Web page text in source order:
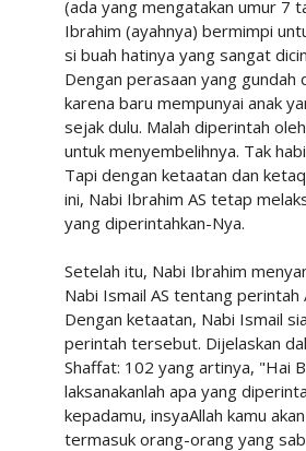
(ada yang mengatakan umur 7
Ibrahim (ayahnya) bermimpi
si buah hatinya yang sangat
Dengan perasaan yang gundah
karena baru mempunyai anak
sejak dulu. Malah diperintah
untuk menyembelihnya. Tak
Tapi dengan ketaatan dan
ini, Nabi Ibrahim AS tetap
yang diperintahkan-Nya.
Setelah itu, Nabi Ibrahim
Nabi Ismail AS tentang perintah
Dengan ketaatan, Nabi Ismail
perintah tersebut. Dijelaskan
Shaffat: 102 yang artinya, "Hai
laksanakanlah apa yang
kepadamu, insyaAllah kamu
termasuk orang-orang yang